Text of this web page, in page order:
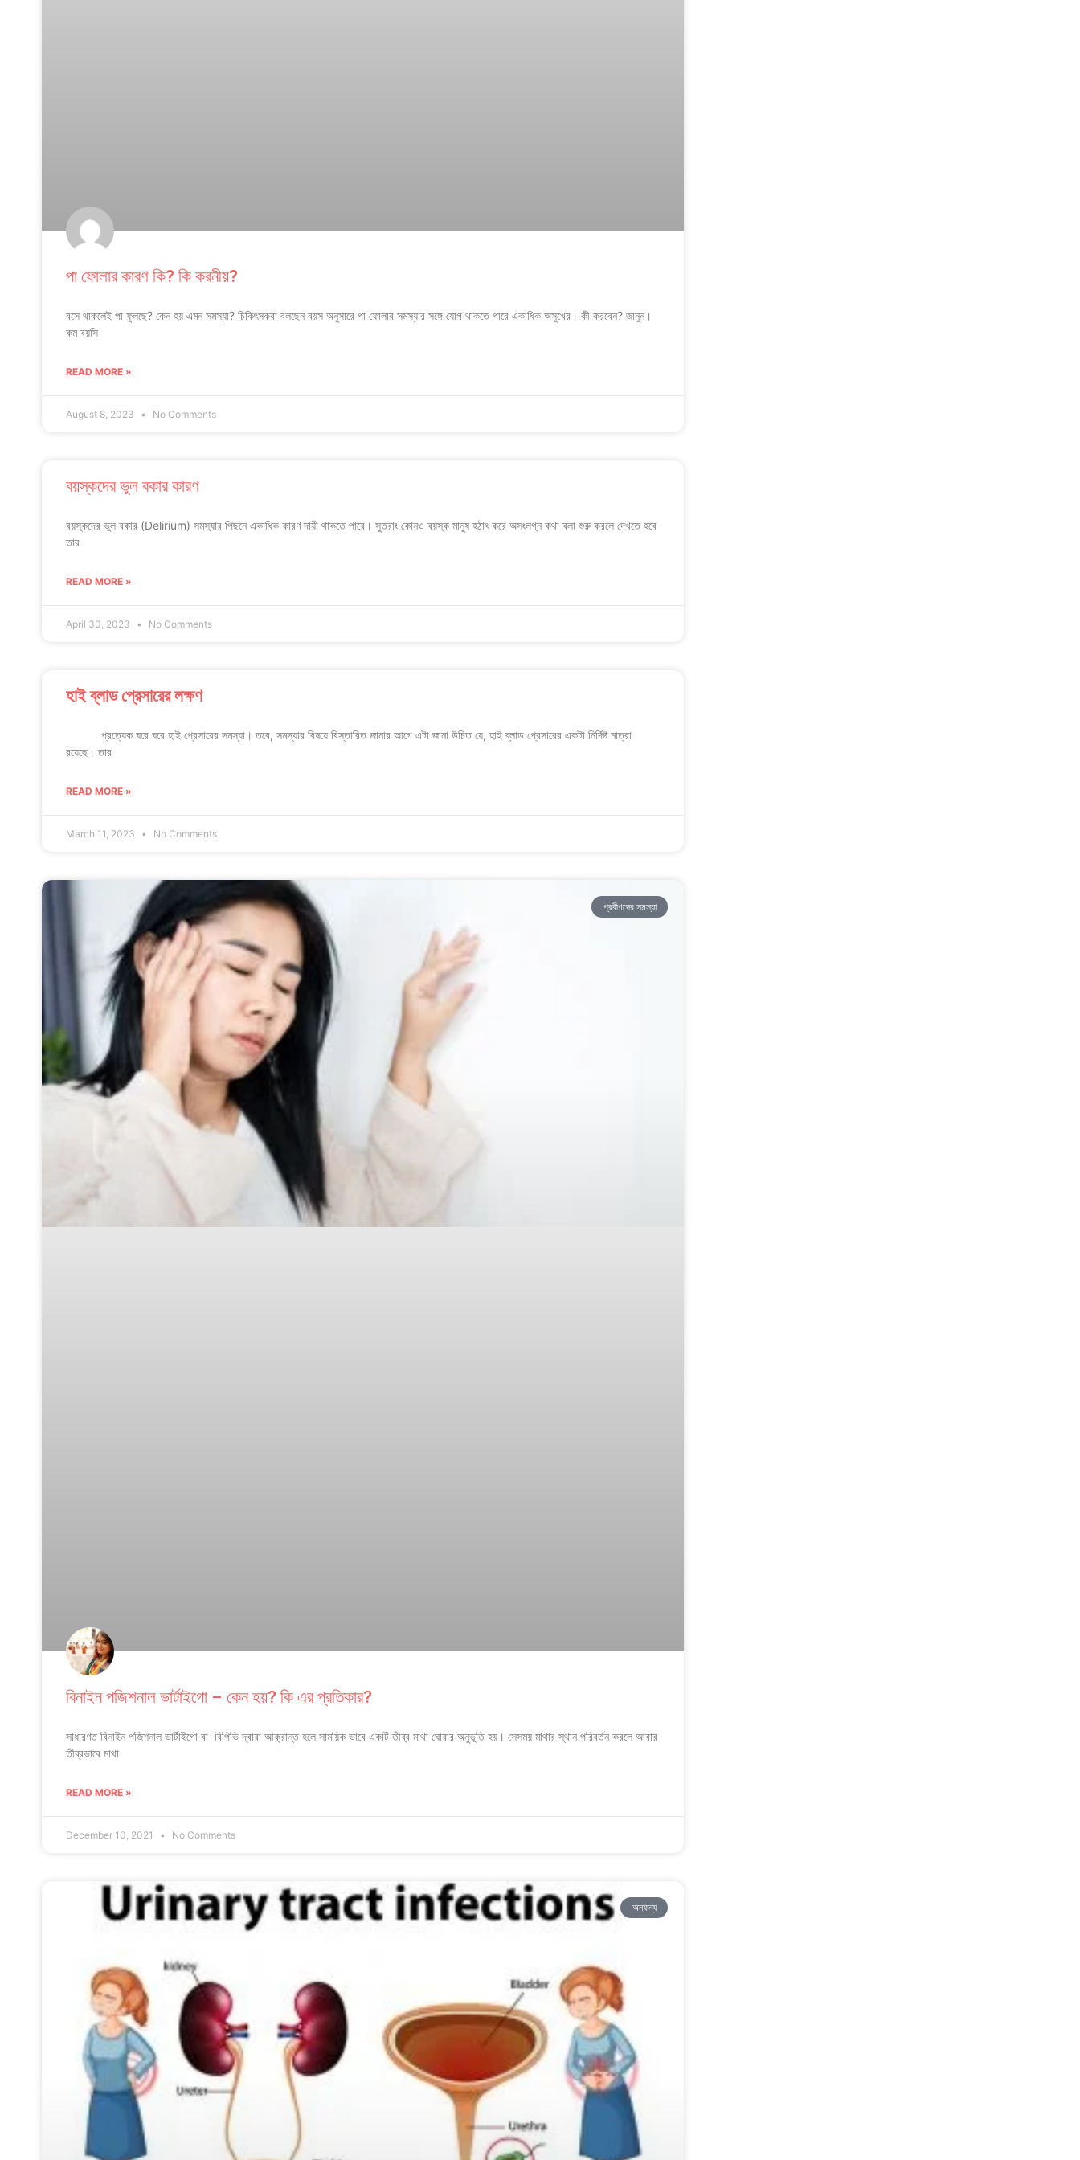
পা ফোলার কারণ কি? কি করনীয়?
বসে থাকলেই পা ফুলছে? কেন হয় এমন সমস্যা? চিকিৎসকরা বলছেন বয়স অনুসারে পা ফোলার সমস্যার সঙ্গে যোগ থাকতে পারে একাধিক অসুখের। কী করবেন? জানুন।
কম বয়সি
READ MORE »
August 8, 2023 No Comments
বয়স্কদের ভুল বকার কারণ
বয়স্কদের ভুল বকার (Delirium) সমস্যার পিছনে একাধিক কারণ দায়ী থাকতে পারে। সুতরাং কোনও বয়স্ক মানুষ হঠাৎ করে অসংলগ্ন কথা বলা শুরু করলে দেখতে হবে
তার
READ MORE »
April 30, 2023 No Comments
হাই ব্লাড প্রেসারের লক্ষণ
প্রত্যেক ঘরে ঘরে হাই প্রেসারের সমস্যা। তবে, সমস্যার বিষয়ে বিস্তারিত জানার আগে এটা জানা উচিত যে, হাই ব্লাড প্রেসারের একটা নির্দিষ্ট মাত্রা
রয়েছে। তার
READ MORE »
March 11, 2023 No Comments
প্রবীণদের সমস্যা
বিনাইন পজিশনাল ভার্টাইগো – কেন হয়? কি এর প্রতিকার?
সাধারণত বিনাইন পজিশনাল ভার্টাইগো বা বিপিভি দ্বারা আক্রান্ত হলে সাময়িক ভাবে একটি তীব্র মাথা ঘোরার অনুভূতি হয়। সেসময় মাথার স্থান পরিবর্তন করলে আবার
তীব্রভাবে মাথা
READ MORE »
December 10, 2021 No Comments
অন্যান্য